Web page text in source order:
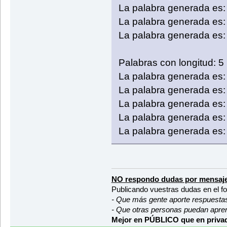
//La variable
String palabra = "";
//Generamos palabra
for (int i=0;
palabra =
return palabra;
}
}
La palabra generada
La palabra generada
La palabra generada
Palabras con longitud: 5
La palabra generada
La palabra generada
La palabra generada
La palabra generada
La palabra generada
NO respondo dudas por
Publicando vuestras dudas en el
- Que más gente aporte
- Que otras personas puedan
Mejor en PÚBLICO que en